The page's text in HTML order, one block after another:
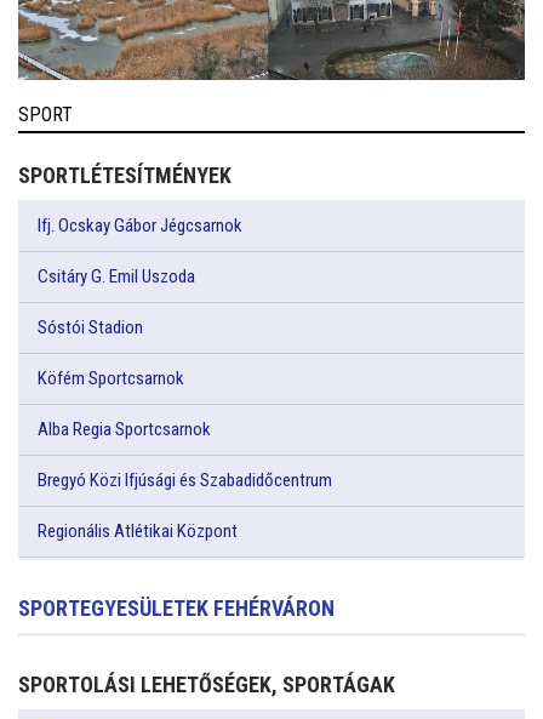
SPORT
SPORTLÉTESÍTMÉNYEK
Ifj. Ocskay Gábor Jégcsarnok
Csitáry G. Emil Uszoda
Sóstói Stadion
Köfém Sportcsarnok
Alba Regia Sportcsarnok
Bregyó Közi Ifjúsági és Szabadidőcentrum
Regionális Atlétikai Központ
SPORTEGYESÜLETEK FEHÉRVÁRON
SPORTOLÁSI LEHETŐSÉGEK, SPORTÁGAK